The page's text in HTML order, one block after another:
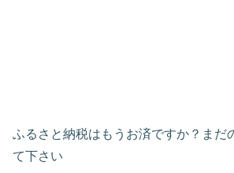
ふるさと納税はもうお済ですか？まだ
て下さい